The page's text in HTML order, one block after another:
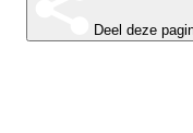
Deel deze